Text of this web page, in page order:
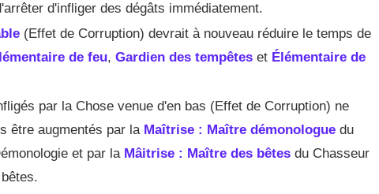
d'infliger des dégâts immédiatement.
(Effet de Corruption) devrait à nouveau réduire le temps de
de feu, Gardien des tempêtes et Élémentaire de
par la Chose venue d'en bas (Effet de Corruption) ne
être augmentés par la Maîtrise : Maître démonologue du
et par la Mâitrise : Maître des bêtes du Chasseur